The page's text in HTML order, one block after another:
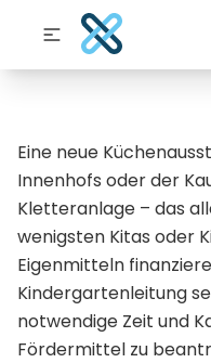
Eine neue
Innenhofs oder der
Kletteranlage – das
wenigsten Kitas oder
Eigenmitteln
Kindergartenleitung
notwendige Zeit und
Fördermittel zu